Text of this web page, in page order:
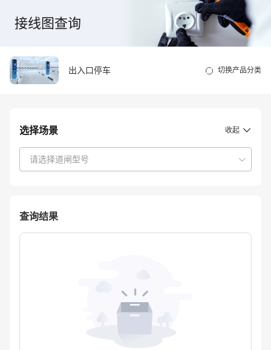
接线图查询
出入口停车 切换产品分类
选择场景 收起
查询结果